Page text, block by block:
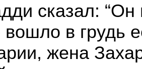
сказал: “Он
вошло в грудь
жена